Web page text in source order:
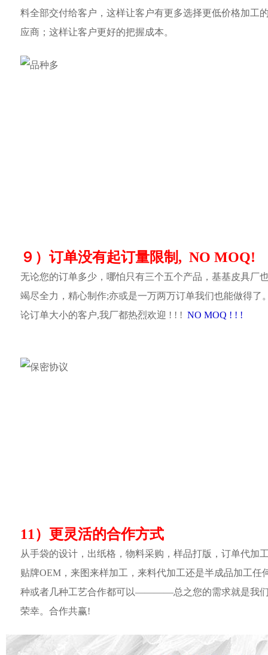
料全部交付给客户，这样让客户有更多选择更低价格加工
应商；这样让客户更好的把握成本。
９）订单没有起订量限制, NO MOQ!
无论您的订单多少，哪怕只有三个五个产品，基基皮具厂
竭尽全力，精心制作;亦或是一万两万订单我们也能做得了
论订单大小的客户,我厂都热烈欢迎 ! ! ! NO MOQ ! ! !
11）更灵活的合作方式
从手袋的设计，出纸格，物料采购，样品打版，订单代加
贴牌OEM，来图来样加工，来料代加工还是半成品加工任
种或者几种工艺合作都可以————总之您的需求就是我
荣幸。合作共赢!